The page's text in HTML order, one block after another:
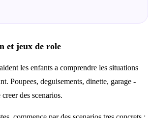
et jeux de role
les enfants a comprendre les situations
Poupees, deguisements, dinette, garage -
des scenarios.